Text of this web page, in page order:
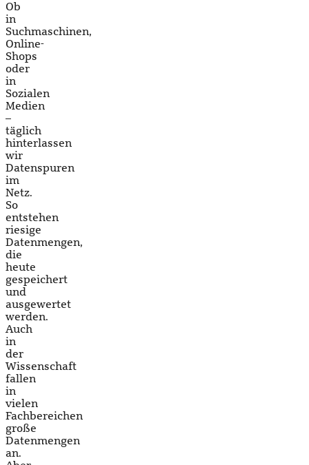
Ob
in
Suchmaschinen,
Online-
Shops
oder
in
Sozialen
Medien
–
täglich
hinterlassen
wir
Datenspuren
im
Netz.
So
entstehen
riesige
Datenmengen,
die
heute
gespeichert
und
ausgewertet
werden.
Auch
in
der
Wissenschaft
fallen
in
vielen
Fachbereichen
große
Datenmengen
an.